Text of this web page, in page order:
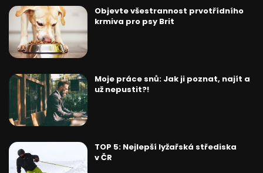
Objevte všestrannost prvotřídního
krmiva pro psy Brit
Moje práce snů: Jak ji poznat, najít a
už nepustit?!
TOP 5: Nejlepší lyžařská střediska
v ČR